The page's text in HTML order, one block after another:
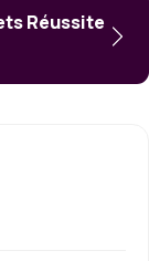
Réussite